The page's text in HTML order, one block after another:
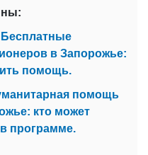
Бесплатные
в Запорожье:
помощь.
помощь
кто может
программе.